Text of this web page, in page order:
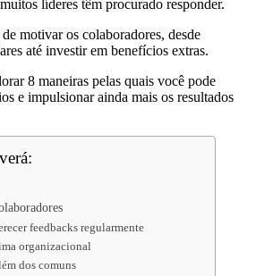
líderes têm procurado responder.
motivar os colaboradores, desde
até investir em benefícios extras.
8 maneiras pelas quais você pode
e impulsionar ainda mais os resultados
feedbacks regularmente
organizacional
dos comuns